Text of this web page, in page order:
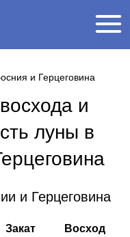
и Герцеговина
и
луны в
и Герцеговина
Закат Восход